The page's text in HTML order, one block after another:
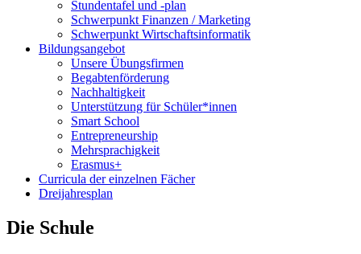
Stundentafel und -plan
Schwerpunkt Finanzen / Marketing
Schwerpunkt Wirtschaftsinformatik
Bildungsangebot
Unsere Übungsfirmen
Begabtenförderung
Nachhaltigkeit
Unterstützung für Schüler*innen
Smart School
Entrepreneurship
Mehrsprachigkeit
Erasmus+
Curricula der einzelnen Fächer
Dreijahresplan
Die Schule